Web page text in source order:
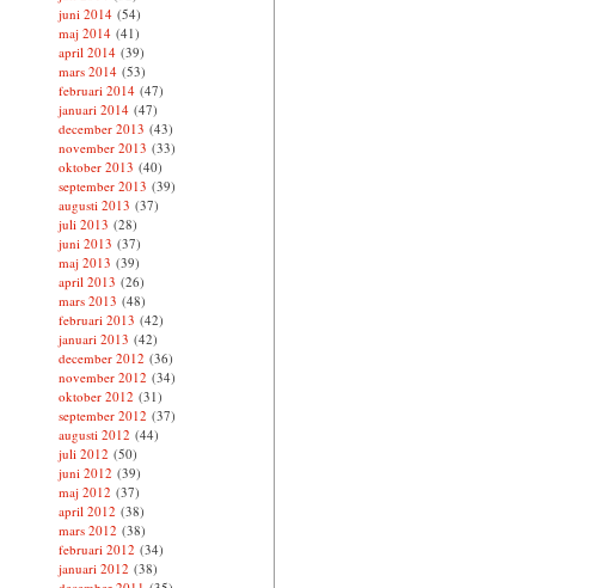
juni 2014(54)
maj 2014(41)
april 2014(39)
mars 2014(53)
februari 2014(47)
januari 2014(47)
december 2013 (43)
november 2013 (33)
oktober 2013 (40)
september 2013 (39)
augusti 2013 (37)
juli 2013 (28)
juni 2013 (37)
maj 2013 (39)
april 2013 (26)
mars 2013 (48)
februari 2013 (42)
januari 2013 (42)
december 2012 (36)
november 2012 (34)
oktober 2012 (31)
september 2012 (37)
augusti 2012 (44)
juli 2012 (50)
juni 2012 (39)
maj 2012 (37)
april 2012 (38)
mars 2012 (38)
februari 2012 (34)
januari 2012 (38)